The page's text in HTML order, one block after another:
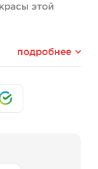
этой
сине-
содержит в
подробнее